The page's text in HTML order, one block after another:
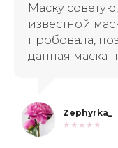
Маску
известной
пробовала,
данная маска
Zephyrka_
★★★★★